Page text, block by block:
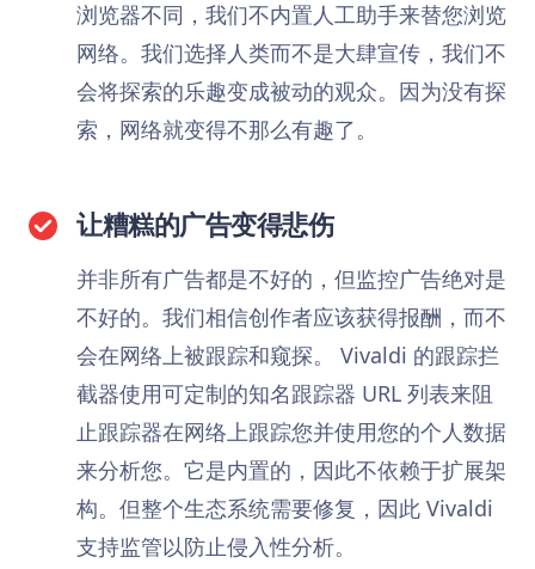
浏览器不同，我们不内置人工助手来替您浏览
网络。我们选择人类而不是大肆宣传，我们不
会将探索的乐趣变成被动的观众。因为没有探
索，网络就变得不那么有趣了。
让糟糕的广告变得悲伤
并非所有广告都是不好的，但监控广告绝对是
不好的。我们相信创作者应该获得报酬，而不
会在网络上被跟踪和窥探。 Vivaldi 的跟踪拦
截器使用可定制的知名跟踪器 URL 列表来阻
止跟踪器在网络上跟踪您并使用您的个人数据
来分析您。它是内置的，因此不依赖于扩展架
构。但整个生态系统需要修复，因此 Vivaldi
支持监管以防止侵入性分析。